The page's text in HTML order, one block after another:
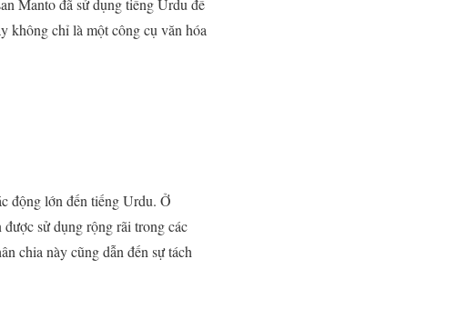
Manto đã sử dụng tiếng Urdu để
không chỉ là một công cụ văn hóa
động lớn đến tiếng Urdu. Ở
sử dụng rộng rãi trong các
chia này cũng dẫn đến sự tách